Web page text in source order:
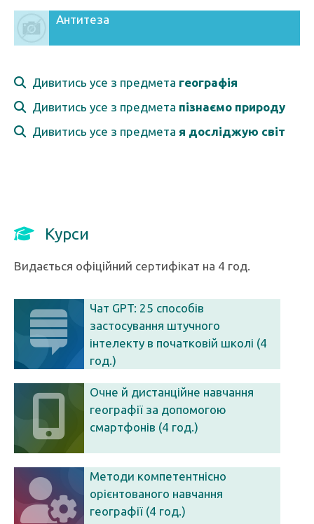
Антитеза
Дивитись усе з предмета географія
Дивитись усе з предмета пізнаємо природу
Дивитись усе з предмета я досліджую світ
Курси
Видається офіційний сертифікат на 4 год.
Чат GPT: 25 способів
застосування штучного
інтелекту в початковій школі (4
год.)
Очне й дистанційне навчання
географії за допомогою
смартфонів (4 год.)
Методи компетентнісно
орієнтованого навчання
географії (4 год.)